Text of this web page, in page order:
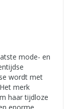
mode- en
wordt met
merk
haar tijdloze